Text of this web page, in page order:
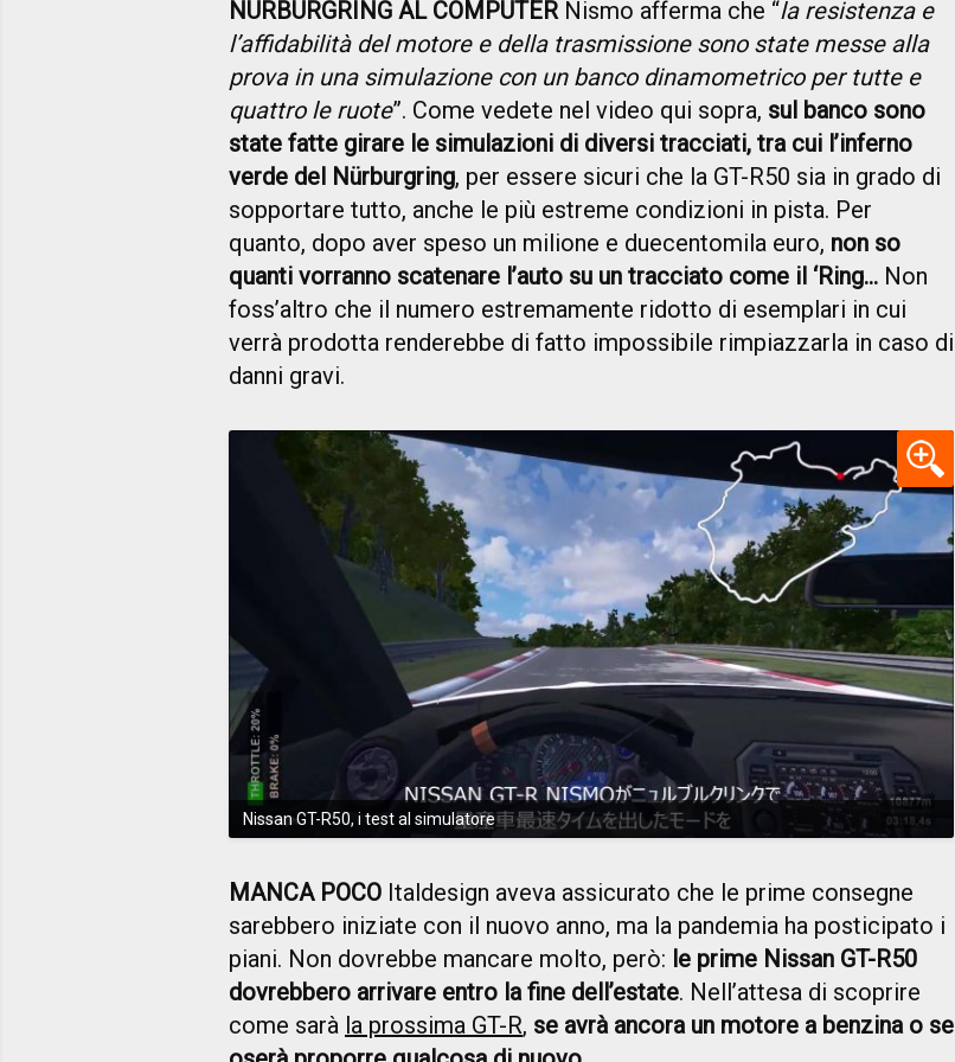
NÜRBURGRING AL COMPUTERNismo afferma che “la resistenza e
l’affidabilità del motore e della trasmissione sono state messe alla
prova in una simulazione con un banco dinamometrico per tutte e
quattro le ruote”. Come vedete nel video qui sopra, sul banco sono
state fatte girare le simulazioni di diversi tracciati, tra cui l’inferno
verde del Nürburgring, per essere sicuri che la GT-R50 sia in grado di
sopportare tutto, anche le più estreme condizioni in pista. Per
quanto, dopo aver speso un milione e duecentomila euro, non so
quanti vorranno scatenare l’auto su un tracciato come il ‘Ring... Non
foss’altro che il numero estremamente ridotto di esemplari in cui
verrà prodotta renderebbe di fatto impossibile rimpiazzarla in caso di
danni gravi.
Nissan GT-R50, i test al simulatore
MANCA POCO Italdesign aveva assicurato che le prime consegne
sarebbero iniziate con il nuovo anno, ma la pandemia ha posticipato i
piani. Non dovrebbe mancare molto, però: le prime Nissan GT-R50
dovrebbero arrivare entro la fine dell’estate. Nell’attesa di scoprire
come sarà la prossima GT-R, se avrà ancora un motore a benzina o se